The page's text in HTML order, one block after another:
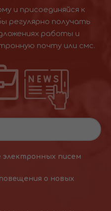
и присоединяйся к
регулярно получать
работы и
почту или смс.
электронных писем
о новых